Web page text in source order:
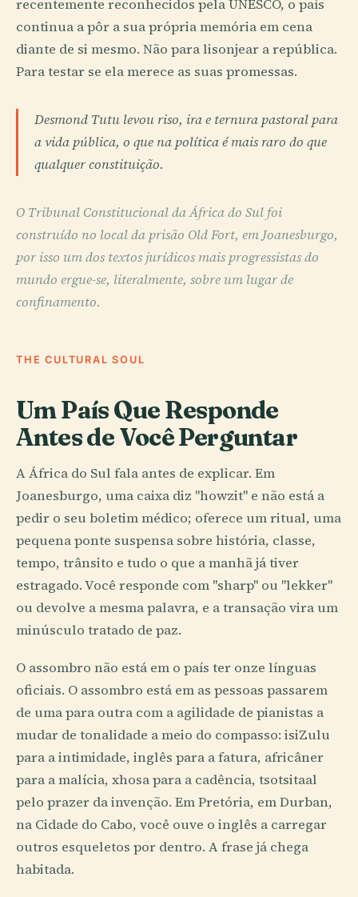
recentemente reconhecidos pela UNESCO, o país
continua a pôr a sua própria memória em cena
diante de si mesmo. Não para lisonjear a república.
Para testar se ela merece as suas promessas.
Desmond Tutu levou riso, ira e ternura pastoral para
a vida pública, o que na política é mais raro do que
qualquer constituição.
O Tribunal Constitucional da África do Sul foi
construído no local da prisão Old Fort, em Joanesburgo,
por isso um dos textos jurídicos mais progressistas do
mundo ergue-se, literalmente, sobre um lugar de
confinamento.
THE CULTURAL SOUL
Um País Que Responde
Antes de Você Perguntar
A África do Sul fala antes de explicar. Em
Joanesburgo, uma caixa diz "howzit" e não está a
pedir o seu boletim médico; oferece um ritual, uma
pequena ponte suspensa sobre história, classe,
tempo, trânsito e tudo o que a manhã já tiver
estragado. Você responde com "sharp" ou "lekker"
ou devolve a mesma palavra, e a transação vira um
minúsculo tratado de paz.
O assombro não está em o país ter onze línguas
oficiais. O assombro está em as pessoas passarem
de uma para outra com a agilidade de pianistas a
mudar de tonalidade a meio do compasso: isiZulu
para a intimidade, inglês para a fatura, africâner
para a malícia, xhosa para a cadência, tsotsitaal
pelo prazer da invenção. Em Pretória, em Durban,
na Cidade do Cabo, você ouve o inglês a carregar
outros esqueletos por dentro. A frase já chega
habitada.